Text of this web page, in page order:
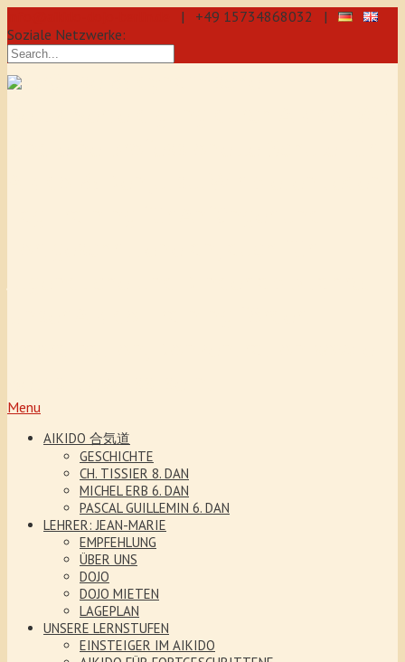
| +49 15734868032 |
Soziale Netzwerke:
Menu
AIKIDO 合気道
GESCHICHTE
CH. TISSIER 8. DAN
MICHEL ERB 6. DAN
PASCAL GUILLEMIN 6. DAN
LEHRER: JEAN-MARIE
EMPFEHLUNG
ÜBER UNS
DOJO
DOJO MIETEN
LAGEPLAN
UNSERE LERNSTUFEN
EINSTEIGER IM AIKIDO